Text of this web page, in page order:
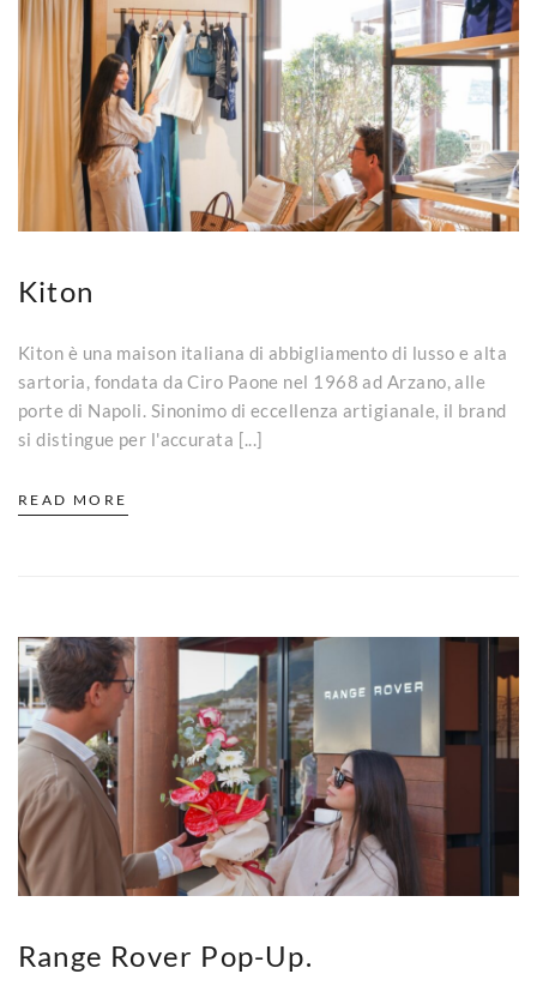
Kiton
Kiton è una maison italiana di abbigliamento di lusso e alta
sartoria, fondata da Ciro Paone nel 1968 ad Arzano, alle
porte di Napoli. Sinonimo di eccellenza artigianale, il brand
si distingue per l'accurata [...]
READ MORE
Range Rover Pop-Up.